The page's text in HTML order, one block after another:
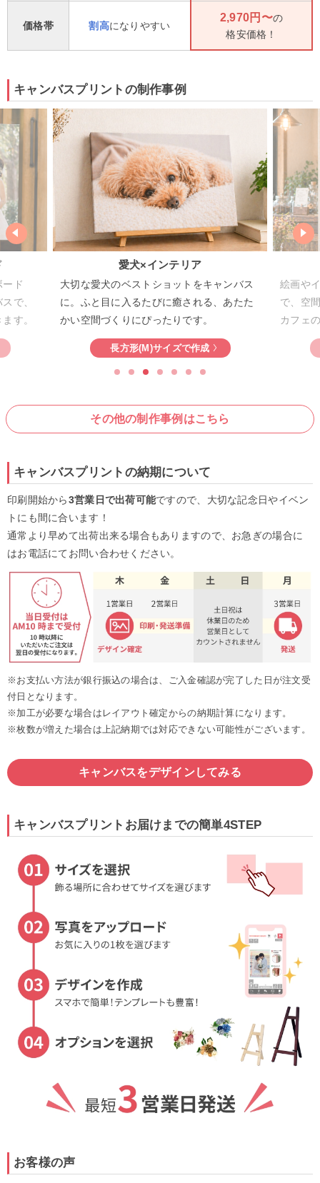
価格帯 割高になりやすい
2,970円〜の
格安価格！
キャンバスプリントの制作事例
×インテリア
トショットをキャンバス
たびに癒される、あたた
ぴったりです。
(M)サイズで作成
アート作品×カフェ装飾
絵画やイラストをキャンバスにする
で、空間の雰囲気をぐっと格上げ。
カフェの装飾にもおすすめです。
長方形(S)サイズで作成
その他の制作事例はこちら
キャンバスプリントの納期について
印刷開始から3営業日で出荷可能ですので、大切な記念日やイベン
トにも間に合います！
通常より早めて出荷出来る場合もありますので、お急ぎの場合に
はお電話にてお問い合わせください。
※お支払い方法が銀行振込の場合は、ご入金確認が完了した日が注文受
付日となります。
※加工が必要な場合はレイアウト確定からの納期計算になります。
※枚数が増えた場合は上記納期では対応できない可能性がございます。
キャンバスをデザインしてみる
キャンバスプリントお届けまでの簡単4STEP
お客様の声